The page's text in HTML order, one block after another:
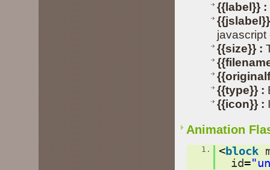
{{label}} :
javascript
{{size}} :
{{type}} :
{{icon}} :
Animation
1. <block
id=